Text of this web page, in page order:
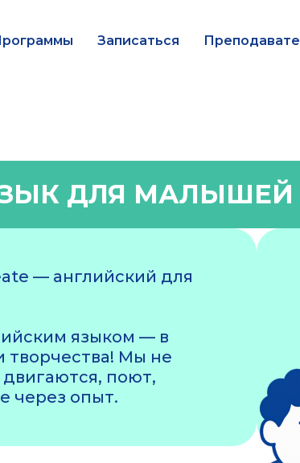
Записаться
ДЛЯ МАЛЫШЕЙ
— английский для
языком — в
творчества! Мы не
поют,
через опыт.